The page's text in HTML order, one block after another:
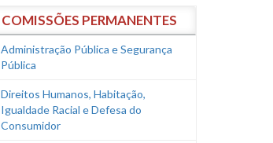
COMISSÕES PERMANENTES
Administração Pública e Segurança
Pública
Direitos Humanos, Habitação,
Igualdade Racial e Defesa do
Consumidor